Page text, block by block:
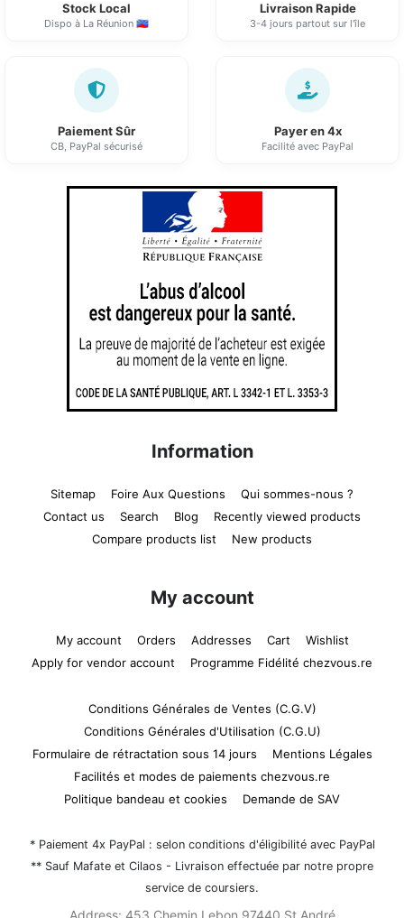
Stock Local
Dispo à La Réunion 🇷🇪
Livraison Rapide
3-4 jours partout sur l'île
Paiement Sûr
CB, PayPal sécurisé
Payer en 4x
Facilité avec PayPal
Information
Sitemap Foire Aux Questions
Qui sommes-nous ?
Contact us
Search Blog
Recently viewed products
Compare products list
New products
My account
My account Orders Addresses Cart
Wishlist
Apply for vendor account
Programme Fidélité chezvous.re
Conditions Générales de Ventes (C.G.V)
Conditions Générales d'Utilisation (C.G.U)
Formulaire de rétractation sous 14 jours
Mentions Légales
Facilités et modes de paiements chezvous.re
Politique bandeau et cookies
Demande de SAV
* Paiement 4x PayPal : selon conditions d'éligibilité avec PayPal
** Sauf Mafate et Cilaos - Livraison effectuée par notre propre
service de coursiers.
Address: 453 Chemin Lebon 97440 St André